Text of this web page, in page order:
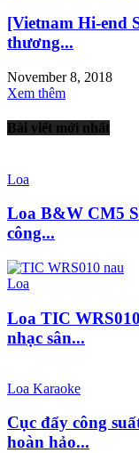
[Vietnam Hi-end
thương...
November 8, 2018
Xem thêm
Bài viết mới nhất
Loa
Loa B&W CM5
công...
Loa
Loa TIC
nhạc sân...
Loa Karaoke
Cục đẩy công
hoàn hảo...